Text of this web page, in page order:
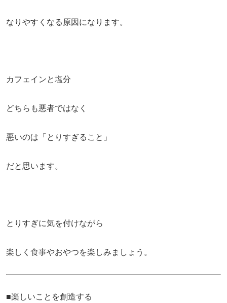
なりやすくなる原因になります。
カフェインと塩分
どちらも悪者ではなく
悪いのは「とりすぎること」
だと思います。
とりすぎに気を付けながら
楽しく食事やおやつを楽しみましょう。
■楽しいことを創造する